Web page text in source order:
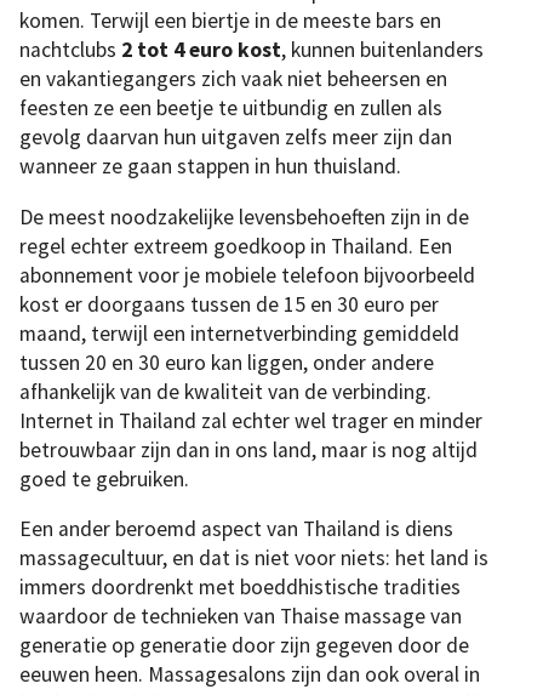
komen. Terwijl een biertje in de meeste bars en
nachtclubs 2 tot 4 euro kost, kunnen buitenlanders
en vakantiegangers zich vaak niet beheersen en
feesten ze een beetje te uitbundig en zullen als
gevolg daarvan hun uitgaven zelfs meer zijn dan
wanneer ze gaan stappen in hun thuisland.
De meest noodzakelijke levensbehoeften zijn in de
regel echter extreem goedkoop in Thailand. Een
abonnement voor je mobiele telefoon bijvoorbeeld
kost er doorgaans tussen de 15 en 30 euro per
maand, terwijl een internetverbinding gemiddeld
tussen 20 en 30 euro kan liggen, onder andere
afhankelijk van de kwaliteit van de verbinding.
Internet in Thailand zal echter wel trager en minder
betrouwbaar zijn dan in ons land, maar is nog altijd
goed te gebruiken.
Een ander beroemd aspect van Thailand is diens
massagecultuur, en dat is niet voor niets: het land is
immers doordrenkt met boeddhistische tradities
waardoor de technieken van Thaise massage van
generatie op generatie door zijn gegeven door de
eeuwen heen. Massagesalons zijn dan ook overal in